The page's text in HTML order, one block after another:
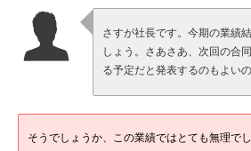
さすが社長です。今期の業績
しょう。さあさあ、次回の合
る予定だと発表するのもよい
そうでしょうか、この業績ではとても無理で